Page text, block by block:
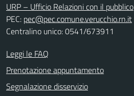
URP – Ufficio Relazioni con il pubblico
PEC: pec@pec.comune.verucchio.rn.it
Centralino unico: 0541/673911
Leggi le FAQ
Prenotazione appuntamento
Segnalazione disservizio